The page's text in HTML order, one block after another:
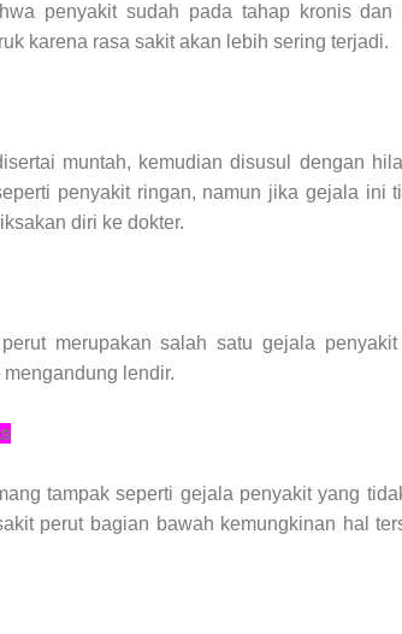
penyakit sudah pada tahap kronis dan
karena rasa sakit akan lebih sering terjadi.
muntah, kemudian disusul dengan
penyakit ringan, namun jika gejala ini
diri ke dokter.
merupakan salah satu gejala
lendir.
tampak seperti gejala penyakit yang
perut bagian bawah kemungkinan hal